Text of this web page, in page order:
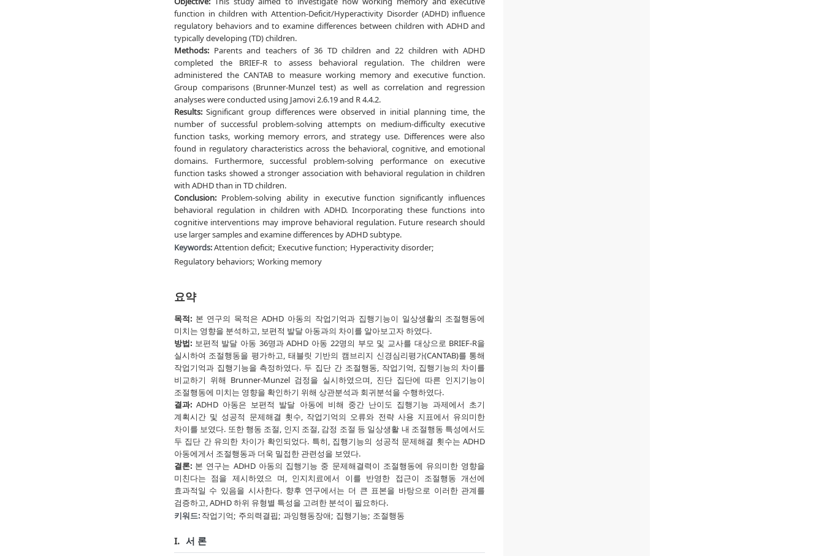
function in children with Attention-Deficit/Hyperactivity Disorder (ADHD) influence
regulatory behaviors and to examine differences between children with ADHD and
typically developing (TD) children.
Methods:Parents and teachers of 36 TD children and 22 children with ADHD
completed the BRIEF-R to assess behavioral regulation. The children were
administered the CANTAB to measure working memory and executive function.
Group comparisons (Brunner-Munzel test) as well as correlation and regression
analyses were conducted using Jamovi 2.6.19 and R 4.4.2.
Results:Significant group differences were observed in initial planning time, the
number of successful problem-solving attempts on medium-difficulty executive
function tasks, working memory errors, and strategy use. Differences were also
found in regulatory characteristics across the behavioral, cognitive, and emotional
domains. Furthermore, successful problem-solving performance on executive
function tasks showed a stronger association with behavioral regulation in children
with ADHD than in TD children.
Conclusion:Problem-solving ability in executive function significantly influences
behavioral regulation in children with ADHD. Incorporating these functions into
cognitive interventions may improve behavioral regulation. Future research should
use larger samples and examine differences by ADHD subtype.
Keywords:Attention deficit; Executive function; Hyperactivity disorder;
Regulatory behaviors; Working memory
요약
목적:본 연구의 목적은 ADHD 아동의 작업기억과 집행기능이 일상생활의 조절행동에
미치는 영향을 분석하고, 보편적 발달 아동과의 차이를 알아보고자 하였다.
방법:보편적 발달 아동 36명과 ADHD 아동 22명의 부모 및 교사를 대상으로 BRIEF-R을
실시하여 조절행동을 평가하고, 태블릿 기반의 캠브리지 신경심리평가(CANTAB)를 통해
작업기억과 집행기능을 측정하였다. 두 집단 간 조절행동, 작업기억, 집행기능의 차이를
비교하기 위해 Brunner-Munzel 검정을 실시하였으며, 진단 집단에 따른 인지기능이
조절행동에 미치는 영향을 확인하기 위해 상관분석과 회귀분석을 수행하였다.
결과:ADHD 아동은 보편적 발달 아동에 비해 중간 난이도 집행기능 과제에서 초기
계획시간 및 성공적 문제해결 횟수, 작업기억의 오류와 전략 사용 지표에서 유의미한
차이를 보였다. 또한 행동 조절, 인지 조절, 감정 조절 등 일상생활 내 조절행동 특성에서도
두 집단 간 유의한 차이가 확인되었다. 특히, 집행기능의 성공적 문제해결 횟수는 ADHD
아동에게서 조절행동과 더욱 밀접한 관련성을 보였다.
결론:본 연구는 ADHD 아동의 집행기능 중 문제해결력이 조절행동에 유의미한 영향을
미친다는 점을 제시하였으 며, 인지치료에서 이를 반영한 접근이 조절행동 개선에
효과적일 수 있음을 시사한다. 향후 연구에서는 더 큰 표본을 바탕으로 이러한 관계를
검증하고, ADHD 하위 유형별 특성을 고려한 분석이 필요하다.
키워드: 작업기억; 주의력결핍; 과잉행동장애; 집행기능; 조절행동
I. 서 론